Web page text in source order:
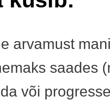
arvamust
saades
või